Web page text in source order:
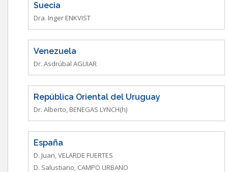
Suecia
Dra. Inger ENKVIST
Venezuela
Dr. Asdrúbal AGUIAR
República Oriental del Uruguay
Dr. Alberto, BENEGAS LYNCH(h)
España
D. Juan, VELARDE FUERTES
D. Salustiano, CAMPO URBANO